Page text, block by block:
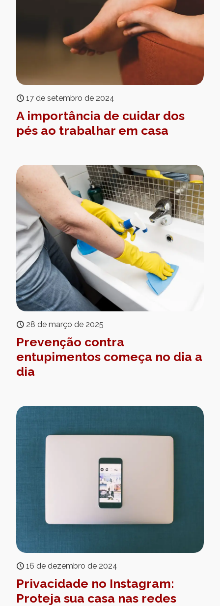
17 de setembro de 2024
A importância de cuidar dos
pés ao trabalhar em casa
28 de março de 2025
Prevenção contra
entupimentos começa no dia a
dia
16 de dezembro de 2024
Privacidade no Instagram:
Proteja sua casa nas redes